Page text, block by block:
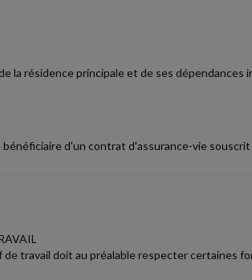
la résidence principale et de ses
bénéficiaire d'un contrat d'assurance-vie
travail doit au préalable respecter certaines